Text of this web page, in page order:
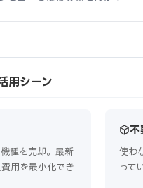
用シーン
種を売却。最新
用を最小化でき
不
使わ
って